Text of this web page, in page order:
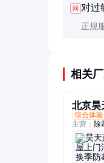
效果
问 对过
正规
相关
北京昊
综合体
主营： 除
蜡、机
缝、实
洗、大